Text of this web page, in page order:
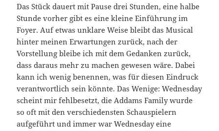
Das Stück dauert mit Pause drei Stunden, eine halbe
Stunde vorher gibt es eine kleine Einführung im
Foyer. Auf etwas unklare Weise bleibt das Musical
hinter meinen Erwartungen zurück, nach der
Vorstellung bleibe ich mit dem Gedanken zurück,
dass daraus mehr zu machen gewesen wäre. Dabei
kann ich wenig benennen, was für diesen Eindruck
verantwortlich sein könnte. Das Wenige: Wednesday
scheint mir fehlbesetzt, die Addams Family wurde
so oft mit den verschiedensten Schauspielern
aufgeführt und immer war Wednesday eine